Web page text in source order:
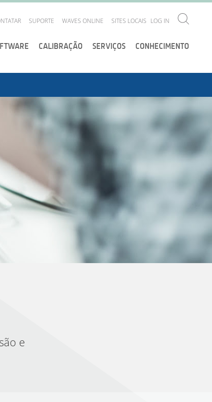
SUPORTE WAVES ONLINE SITES LOCAIS LOG IN
CALIBRAÇÃO SERVIÇOS CONHECIMENTO
e